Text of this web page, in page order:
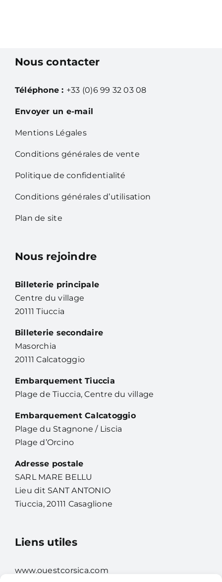
Nous contacter
Téléphone : +33 (0)6 99 32 03 08
Envoyer un e-mail
Mentions Légales
Conditions générales de vente
Politique de confidentialité
Conditions générales d’utilisation
Plan de site
Nous rejoindre
Billeterie principale
Centre du village
20111 Tiuccia
Billeterie secondaire
Masorchia
20111 Calcatoggio
Embarquement Tiuccia
Plage de Tiuccia, Centre du village
Embarquement Calcatoggio
Plage du Stagnone / Liscia
Plage d’Orcino
Adresse postale
SARL MARE BELLU
Lieu dit SANT ANTONIO
Tiuccia, 20111 Casaglione
Liens utiles
www.ouestcorsica.com